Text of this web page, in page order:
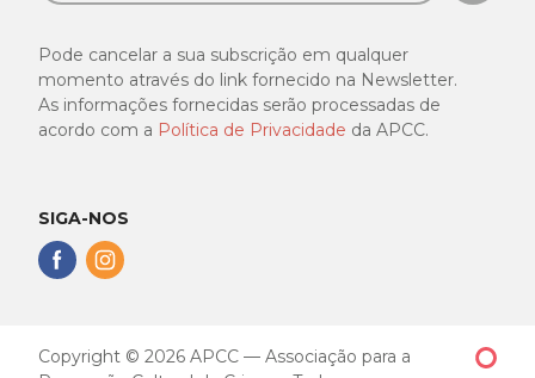
Pode cancelar a sua subscrição em qualquer
momento através do link fornecido na Newsletter.
As informações fornecidas serão processadas de
acordo com a Política de Privacidade da APCC.
SIGA-NOS
Siga-
nos
Siga-
nos
Copyright © 2026 APCC — Associação para a
Made